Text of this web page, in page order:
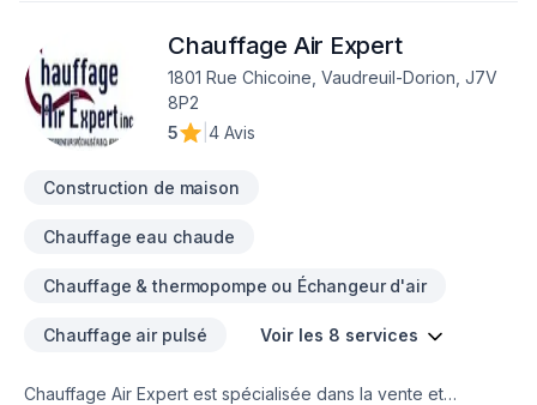
Chauffage Air Expert
1801 Rue Chicoine, Vaudreuil-Dorion, J7V
8P2
5
4 Avis
Construction de maison
Chauffage eau chaude
Chauffage & thermopompe ou Échangeur d'air
Chauffage air pulsé Voir les 8 services
Chauffage Air Expert est spécialisée dans la vente et